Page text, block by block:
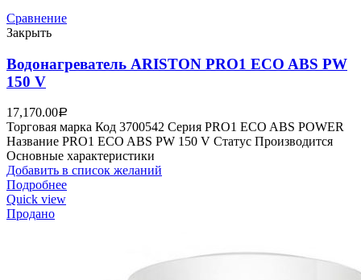
Сравнение
Закрыть
Водонагреватель ARISTON PRO1 ECO ABS PW
150 V
17,170.00Р
Торговая марка Код 3700542 Серия PRO1 ECO ABS POWER
Название PRO1 ECO ABS PW 150 V Статус Производится
Основные характеристики
Добавить в список желаний
Подробнее
Quick view
Продано